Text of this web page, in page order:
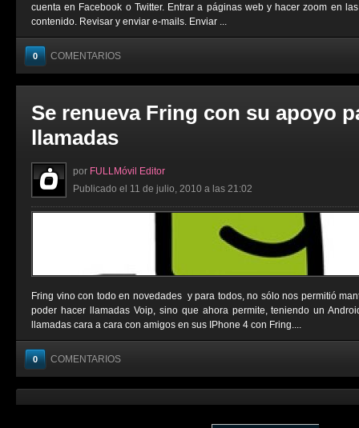
cuenta en Facebook o Twitter. Entrar a páginas web y hacer zoom en
contenido. Revisar y enviar e-mails. Enviar ...
0 COMENTARIOS
Se renueva Fring con su apoyo
llamadas
por FULLMóvil Editor
Publicado el 11 de julio, 2010 a las 21:02
Fring vino con todo en novedades y para todos, no sólo nos permitió
poder hacer llamadas Voip, sino que ahora permite, teniendo un
llamadas cara a cara con amigos en sus IPhone 4 con Fring....
0 COMENTARIOS